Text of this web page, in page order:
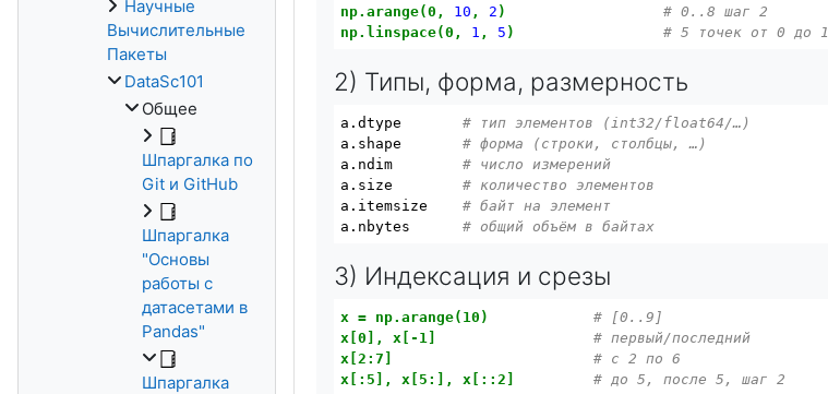
np.arange(0, 10 , 2 )
# 0..8 шаг 2
np.linspace(0,
1 , 5 ) # 5 точек от 0 до 1
2) Типы, форма, размерность
a.dtype # тип элементов (int32/float64/…)
a.shape # форма (строки, столбцы, …)
a.ndim # число измерений
a.size # количество элементов
a.itemsize # байт на элемент
a.nbytes # общий объём в байтах
3) Индексация и срезы
x = np.arange(10)
# [0..9]
x[0],
x[-1]
# первый/последний
x[2:7]
# с 2 по 6
x[:5],
x[5:], x[::2] # до 5, после 5, шаг 2
Научные
Вычислительные
Пакеты
DataSc101
Общее
Шпаргалка по
Git и GitHub
Шпаргалка
"Основы
работы с
датасетами в
Pandas"
Шпаргалка